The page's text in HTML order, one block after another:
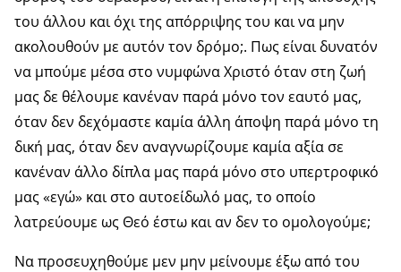
του άλλου και όχι της απόρριψης του και να μην
ακολουθούν με αυτόν τον δρόμο;. Πως είναι δυνατόν
να μπούμε μέσα στο νυμφώνα Χριστό όταν στη ζωή
μας δε θέλουμε κανέναν παρά μόνο τον εαυτό μας,
όταν δεν δεχόμαστε καμία άλλη άποψη παρά μόνο τη
δική μας, όταν δεν αναγνωρίζουμε καμία αξία σε
κανέναν άλλο δίπλα μας παρά μόνο στο υπερτροφικό
μας «εγώ» και στο αυτοείδωλό μας, το οποίο
λατρεύουμε ως Θεό έστω και αν δεν το ομολογούμε;
Να προσευχηθούμε μεν μην μείνουμε έξω από του